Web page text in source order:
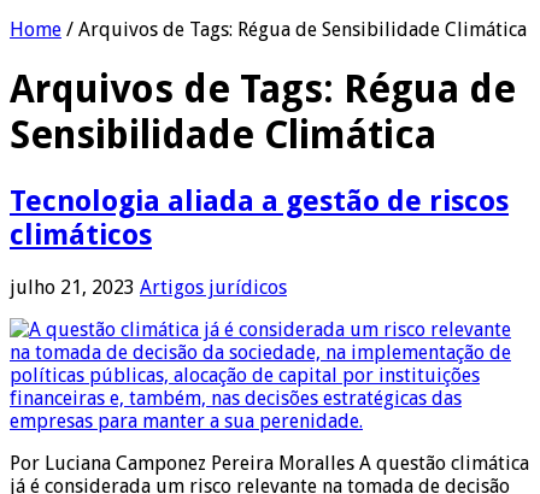
Home / Arquivos de Tags: Régua de Sensibilidade Climática
Arquivos de Tags: Régua de
Sensibilidade Climática
Tecnologia aliada a gestão de riscos
climáticos
julho 21, 2023 Artigos jurídicos
Por Luciana Camponez Pereira Moralles A questão climática
já é considerada um risco relevante na tomada de decisão